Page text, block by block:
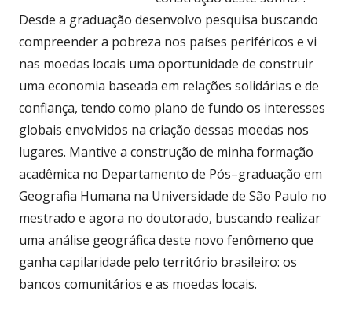
Desde a graduação desenvolvo pesquisa buscando
compreender a pobreza nos países periféricos e vi
nas moedas locais uma oportunidade de construir
uma economia baseada em relações solidárias e de
confiança, tendo como plano de fundo os interesses
globais envolvidos na criação dessas moedas nos
lugares. Mantive a construção de minha formação
acadêmica no Departamento de Pós–graduação em
Geografia Humana na Universidade de São Paulo no
mestrado e agora no doutorado, buscando realizar
uma análise geográfica deste novo fenômeno que
ganha capilaridade pelo território brasileiro: os
bancos comunitários e as moedas locais.